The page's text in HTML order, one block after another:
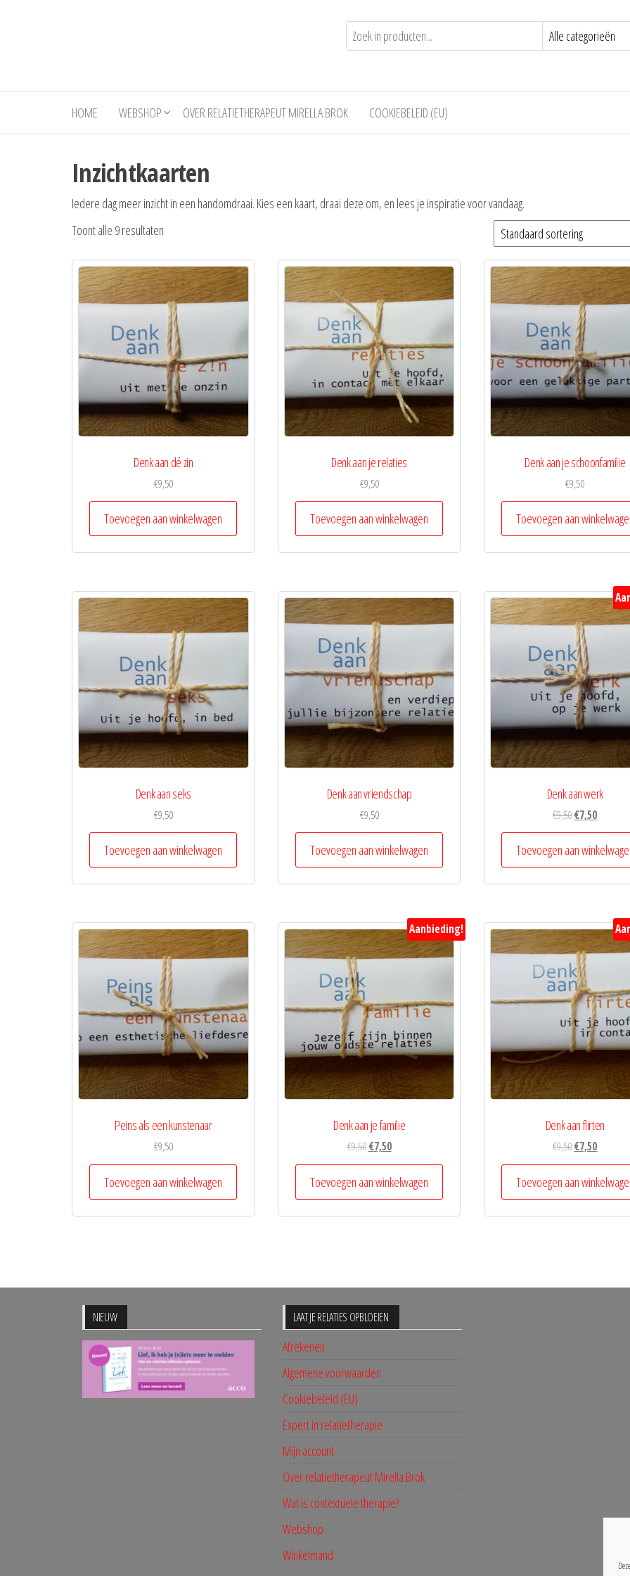
HOME WEBSHOP OVER RELATIETHERAPEUT MIRELLA BROK COOKIEBELEID (EU)
Inzichtkaarten
Iedere dag meer inzicht in een handomdraai. Kies een kaart, draai deze om, en lees je inspiratie voor vandaag.
Toont alle 9 resultaten
Denk aan dé zin
€9,50
Toevoegen aan winkelwagen
Denk aan je relaties
€9,50
Toevoegen aan winkelwagen
Denk aan je schoonfamilie
€9,50
Toevoegen aan
Denk aan seks
€9,50
Toevoegen aan winkelwagen
Denk aan vriendschap
€9,50
Toevoegen aan winkelwagen
Denk aan werk
€9,50
prijs
was:
€9,50.
€7,50Huidige
prijs
is:
€7,50.
Toevoegen aan
Peins als een kunstenaar
€9,50
Toevoegen aan winkelwagen
Aanbieding!
Denk aan je familie
€9,50 Oorspronkelijke
prijs
was:
€9,50.
€7,50Huidige
prijs
is:
€7,50.
Toevoegen aan winkelwagen
Denk aan flirten
€9,50
prijs
was:
€9,50.
€7,50Huidige
prijs
is:
€7,50.
Toevoegen aan
NIEUW LAAT JE RELATIES OPBLOEIEN
Afrekenen
Algemene voorwaarden
Cookiebeleid (EU)
Expert in relatietherapie
Mijn account
Over relatietherapeut Mirella Brok
Wat is contextuele therapie?
Webshop
Winkelmand